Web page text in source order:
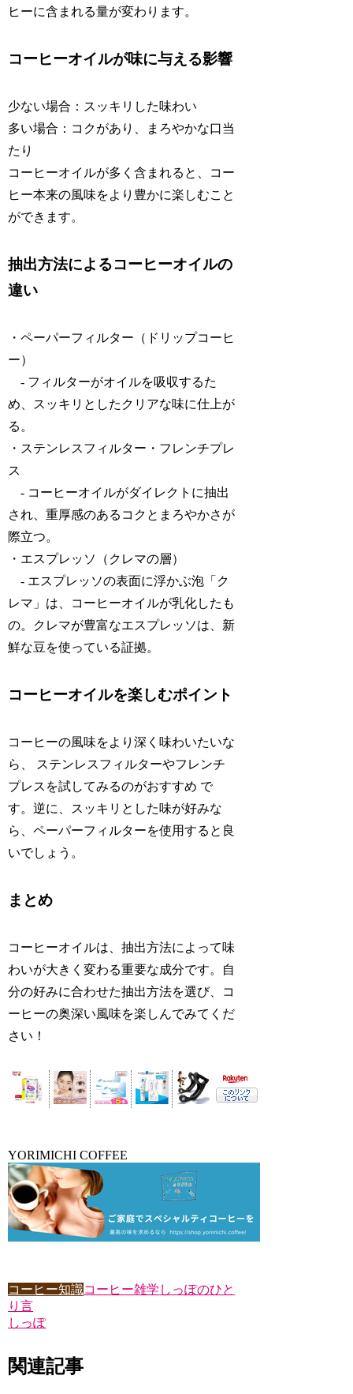
ヒーに含まれる量が変わります。
コーヒーオイルが味に与える影響
少ない場合：スッキリした味わい
多い場合：コクがあり、まろやかな口当
たり
コーヒーオイルが多く含まれると、コー
ヒー本来の風味をより豊かに楽しむこと
ができます。
抽出方法によるコーヒーオイルの
違い
・ペーパーフィルター（ドリップコーヒ
ー）
- フィルターがオイルを吸収するた
め、スッキリとしたクリアな味に仕上が
る。
・ ステンレスフィルター・フレンチプレ
ス
- コーヒーオイルがダイレクトに抽出
され、重厚感のあるコクとまろやかさが
際立つ。
・ エスプレッソ（クレマの層）
- エスプレッソの表面に浮かぶ泡「ク
レマ」は、コーヒーオイルが乳化したも
の。クレマが豊富なエスプレッソは、新
鮮な豆を使っている証拠。
コーヒーオイルを楽しむポイント
コーヒーの風味をより深く味わいたいな
ら、 ステンレスフィルターやフレンチ
プレスを試してみるのがおすすめ で
す。逆に、スッキリとした味が好みな
ら、ペーパーフィルターを使用すると良
いでしょう。
まとめ
コーヒーオイルは、抽出方法によって味
わいが大きく変わる重要な成分です。自
分の好みに合わせた抽出方法を選び、コ
ーヒーの奥深い風味を楽しんでみてくだ
さい！
YORIMICHI COFFEE
コーヒー知識コーヒー雑学 しっぽのひと
り言
しっぽ
関連記事